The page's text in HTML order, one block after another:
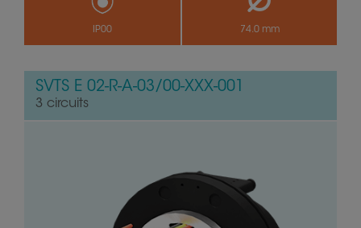
IP00 74.0 mm
SVTS E 02-R-A-03/00-XXX-001
3 circuits